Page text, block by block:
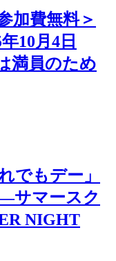
加費無料＞
10月4日
満員のため
でもデー」
サマースク
NIGHT